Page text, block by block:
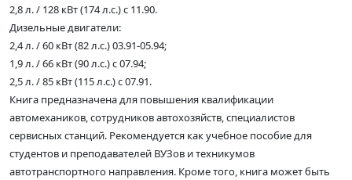
2,8 л. / 128 кВт (174 л.с.) с 11.90.
Дизельные двигатели:
2,4 л. / 60 кВт (82 л.с.) 03.91-05.94;
1,9 л. / 66 кВт (90 л.с.) с 07.94;
2,5 л. / 85 кВт (115 л.с.) с 07.91.
Книга предназначена для повышения квалификации
автомехаников, сотрудников автохозяйств, специалистов
сервисных станций. Рекомендуется как учебное пособие для
студентов и преподавателей ВУЗов и техникумов
автотранспортного направления. Кроме того, книга может быть